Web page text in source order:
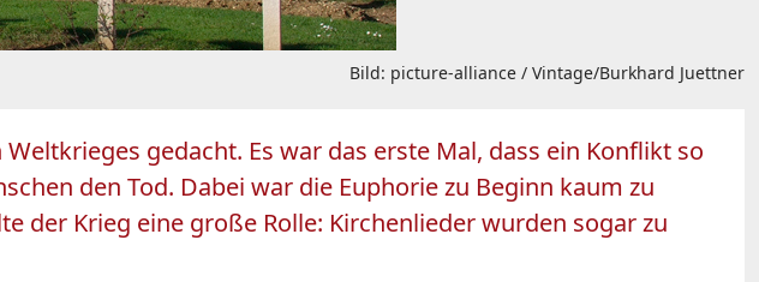
Bild: picture-alliance / Vintage/Burkhard Juettner
gedacht. Es war das erste Mal, dass ein Konflikt so
den Tod. Dabei war die Euphorie zu Beginn kaum zu
der Krieg eine große Rolle: Kirchenlieder wurden sogar zu